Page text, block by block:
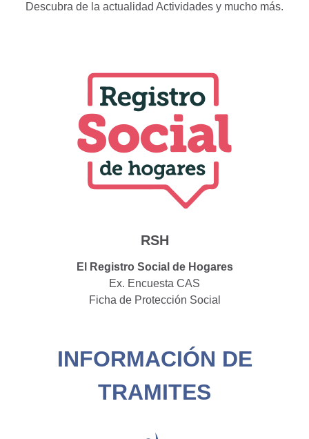
Descubra de la actualidad Actividades y mucho más.
RSH
El Registro Social de Hogares
Ex. Encuesta CAS
Ficha de Protección Social
INFORMACIÓN DE
TRAMITES